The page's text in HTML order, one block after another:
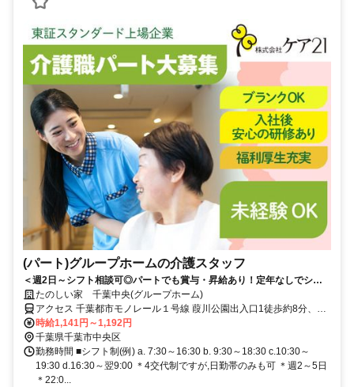
(パート)グループホームの介護スタッフ
＜週2日～シフト相談可◎パートでも賞与・昇給あり！定年なしでシニ
アも活躍中＞東証スタンダード上場企業だから安心。少人数制で一人ひ
とりに寄り添えるグループホーム
たのしい家 千葉中央(グループホーム)
アクセス 千葉都市モノレール１号線 葭川公園出入口1徒歩約8分、千
葉都市モノレール１号線 栄町（千葉県）出入口1徒歩約10分、ＪＲ総
武本線 東千葉南口徒歩約10分 各線「千葉」駅から徒歩約17分
時給1,141円～1,192円
千葉県千葉市中央区
勤務時間 ■シフト制(例) a. 7:30～16:30 b. 9:30～18:30 c.10:30～
19:30 d.16:30～翌9:00 ＊4交代制ですが,日勤帯のみも可 ＊週2～5日
＊22:0...